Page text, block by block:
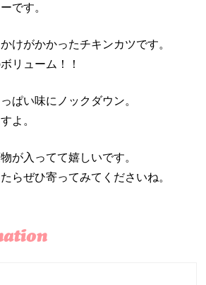
です。
けがかかったチキンカツです。
リューム！！
ぱい味にノックダウン。
よ。
が入ってて嬉しいです。
らぜひ寄ってみてくださいね。